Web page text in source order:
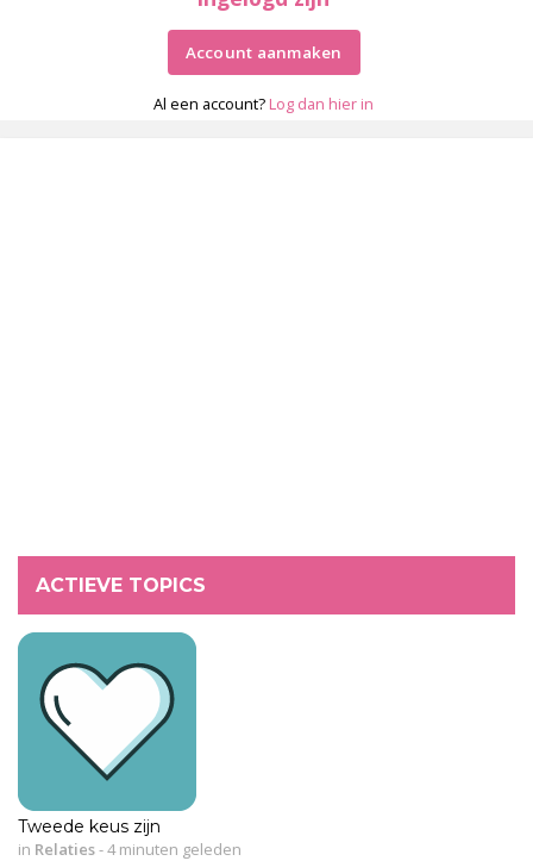
Account aanmaken
Al een account? Log dan hier in
ACTIEVE TOPICS
Tweede keus zijn
in Relaties-4 minuten geleden